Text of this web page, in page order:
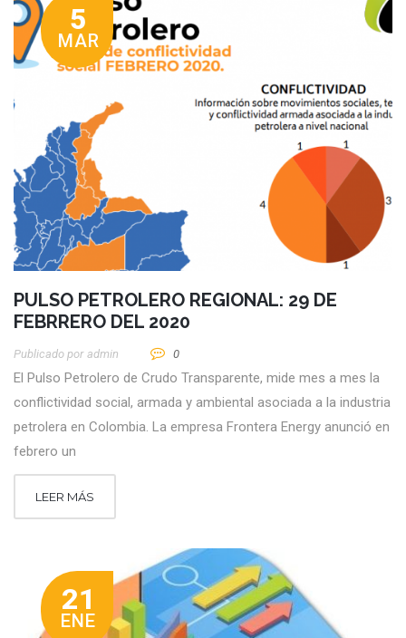
5
MAR
PULSO PETROLERO REGIONAL: 29 DE
FEBRRERO DEL 2020
Publicado por Admin 0
El Pulso Petrolero de Crudo Transparente, mide mes a mes la
conflictividad social, armada y ambiental asociada a la industria
petrolera en Colombia. La empresa Frontera Energy anunció en
febrero un
LEER MÁS
21
ENE